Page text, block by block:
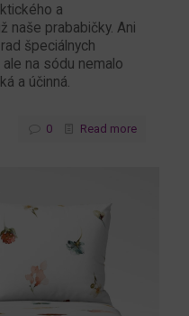
a
naše prababičky. Ani
špeciálnych
na sódu nemalo
a účinná.
0 Read more